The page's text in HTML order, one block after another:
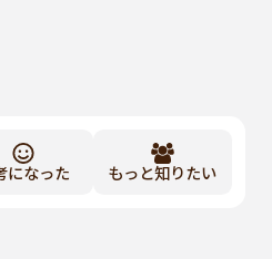
になった もっと知りたい